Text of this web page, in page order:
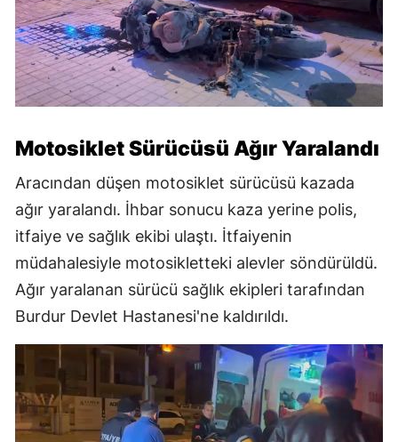
Motosiklet Sürücüsü Ağır Yaralandı
Aracından düşen motosiklet sürücüsü kazada
ağır yaralandı. İhbar sonucu kaza yerine polis,
itfaiye ve sağlık ekibi ulaştı. İtfaiyenin
müdahalesiyle motosikletteki alevler söndürüldü.
Ağır yaralanan sürücü sağlık ekipleri tarafından
Burdur Devlet Hastanesi'ne kaldırıldı.